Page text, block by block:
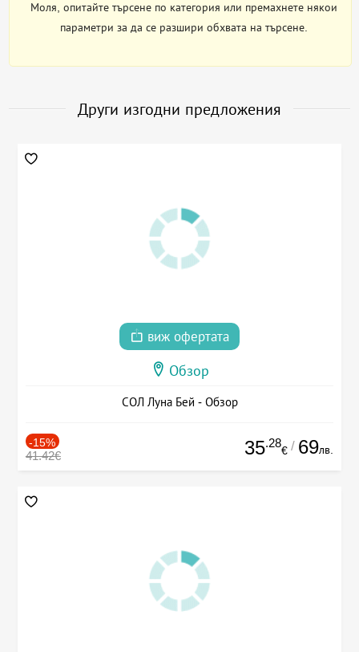
Моля, опитайте търсене по категория или премахнете някои
параметри за да се разшири обхвата на търсене.
Други изгодни предложения
виж офертата
Обзор
СОЛ Луна Бей - Обзор
-15%
41.42€ 35.28
€ / 69лв.